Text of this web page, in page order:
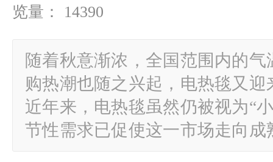
览量： 14390
随着秋意渐浓，全国范围内的
购热潮也随之兴起，电热毯又迎
近年来，电热毯虽然仍被视为“
节性需求已促使这一市场走向